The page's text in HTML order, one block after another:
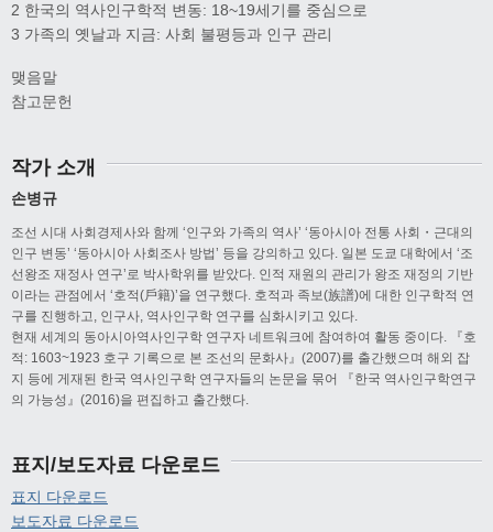
2 한국의 역사인구학적 변동: 18~19세기를 중심으로
3 가족의 옛날과 지금: 사회 불평등과 인구 관리
맺음말
참고문헌
작가 소개
손병규
조선 시대 사회경제사와 함께 ‘인구와 가족의 역사’ ‘동아시아 전통 사회・근대의
인구 변동’ ‘동아시아 사회조사 방법’ 등을 강의하고 있다. 일본 도쿄 대학에서 ‘조
선왕조 재정사 연구’로 박사학위를 받았다. 인적 재원의 관리가 왕조 재정의 기반
이라는 관점에서 ‘호적(戶籍)’을 연구했다. 호적과 족보(族譜)에 대한 인구학적 연
구를 진행하고, 인구사, 역사인구학 연구를 심화시키고 있다.
현재 세계의 동아시아역사인구학 연구자 네트워크에 참여하여 활동 중이다. 『호
적: 1603~1923 호구 기록으로 본 조선의 문화사』(2007)를 출간했으며 해외 잡
지 등에 게재된 한국 역사인구학 연구자들의 논문을 묶어 『한국 역사인구학연구
의 가능성』(2016)을 편집하고 출간했다.
표지/보도자료 다운로드
표지 다운로드
보도자료 다운로드